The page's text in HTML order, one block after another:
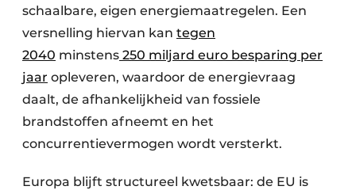
schaalbare, eigen energiemaatregelen. Een
versnelling hiervan kan tegen
2040 minstens 250 miljard euro besparing per
jaar opleveren, waardoor de energievraag
daalt, de afhankelijkheid van fossiele
brandstoffen afneemt en het
concurrentievermogen wordt versterkt.
Europa blijft structureel kwetsbaar: de EU is